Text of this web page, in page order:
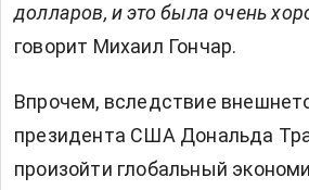
долларов, и это была очень
говорит Михаил Гончар.
Впрочем, вследствие
президента США Дональда
произойти глобальный